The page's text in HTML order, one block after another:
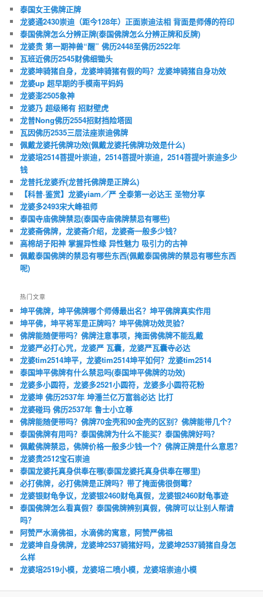
泰国女王佛牌正牌
龙婆通2430崇迪（距今128年）正面崇迪法相 背面是师傅的符印
泰国佛牌怎么分辨正牌(泰国佛牌怎么分辨正牌和反牌)
龙婆贵 第一期神兽“醒” 佛历2448至佛历2522年
瓦班近佛历2545财佛细锄头
龙婆坤骑猪自身，龙婆坤骑猪有假的吗？龙婆坤骑猪自身功效
龙婆up 超早期的手模南平妈妈
龙婆澎2505象神
龙婆乃 超级稀有 招财壁虎
龙普Nong佛历2554招财挡险塔固
瓦因佛历2535三层法座崇迪佛牌
佩戴龙婆托佛牌功效(佩戴龙婆托佛牌功效是什么)
龙婆培2514菩提叶崇迪，2514菩提叶崇迪，2514菩提叶崇迪多少
钱
龙普托龙婆乔(龙普托佛牌是正牌么)
【科普·鉴赏】龙婆yiam／严 全泰第一必达王 圣物分享
龙婆多2493宋大峰祖师
泰国寺庙佛牌禁忌(泰国寺庙佛牌禁忌有哪些)
龙婆斋佛牌，龙婆斋介绍，龙婆斋一般多少钱？
高棉胡子阳神 掌握异性缘 异性魅力 吸引力的古神
佩戴泰国佛牌的禁忌有哪些东西(佩戴泰国佛牌的禁忌有哪些东西
呢)
热门文章
坤平佛牌，坤平佛牌哪个师傅最出名？坤平佛牌真实作用
坤平佛，坤平将军是正牌吗？坤平佛牌功效灵验？
佛牌能随便带吗？佛牌注意事项，掩面佛佛牌不能乱戴
龙婆严必打心咒，龙婆严 瓦囊，龙婆严瓦囊寺必达
龙婆tim2514坤平，龙婆tim2514坤平如何？龙婆tim2514
泰国坤平佛牌有什么禁忌吗(泰国坤平佛牌的功效)
龙婆多小圆符，龙婆多2521小圆符，龙婆多小圆符花粉
龙婆坤 佛历2537年 坤潘兰亿万富翁必达 比打
龙婆碰玛 佛历2537年 鲁士小立尊
佛牌能随便带吗？佛牌70金壳和90金壳的区别？佛牌能带几个？
泰国佛牌有用吗？泰国佛牌为什么不能买？泰国佛牌好吗？
佩戴佛牌禁忌，佛牌价格一般多少钱一个？佛牌正牌是什么意思？
龙婆贵2512宝石崇迪
泰国龙婆托真身供奉在哪(泰国龙婆托真身供奉在哪里)
必打佛牌，必打佛牌是正牌吗？带了掩面佛很倒霉？
龙婆银财龟争议，龙婆银2460财龟真假，龙婆银2460财龟事迹
泰国佛牌怎么看真假？泰国佛牌辨别真假，佛牌可以让别人帮请
吗？
阿赞严水滴佛祖，水滴佛的寓意，阿赞严佛祖
龙婆坤自身佛牌，龙婆坤2537骑猪好吗，龙婆坤2537骑猪自身怎
么样
龙婆培2519小模，龙婆培二喷小模，龙婆培崇迪小模